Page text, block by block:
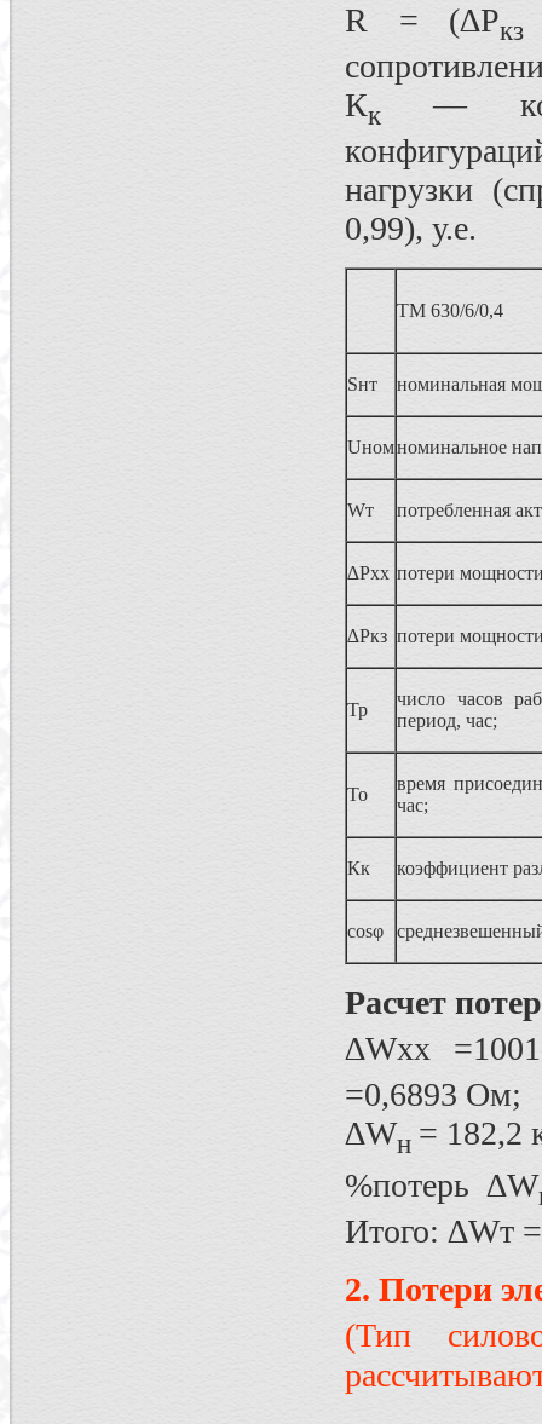
R = (∆Ркз
Кк ―
нагрузки
0,99), у.е.
ТМ 630/6/0,4
Sнт номинальная
Uномноминальное
Wт потребленная
∆Рхх потери
∆Ркз потери
Тр
число часов
период, час;
То
время
час;
Кк коэффициент
cosφ
Расчет
∆Wхх
=0,6893 Ом;
∆Wн = 182,2
%потерь ∆W
Итого: ∆Wт
2. Потери
(Тип